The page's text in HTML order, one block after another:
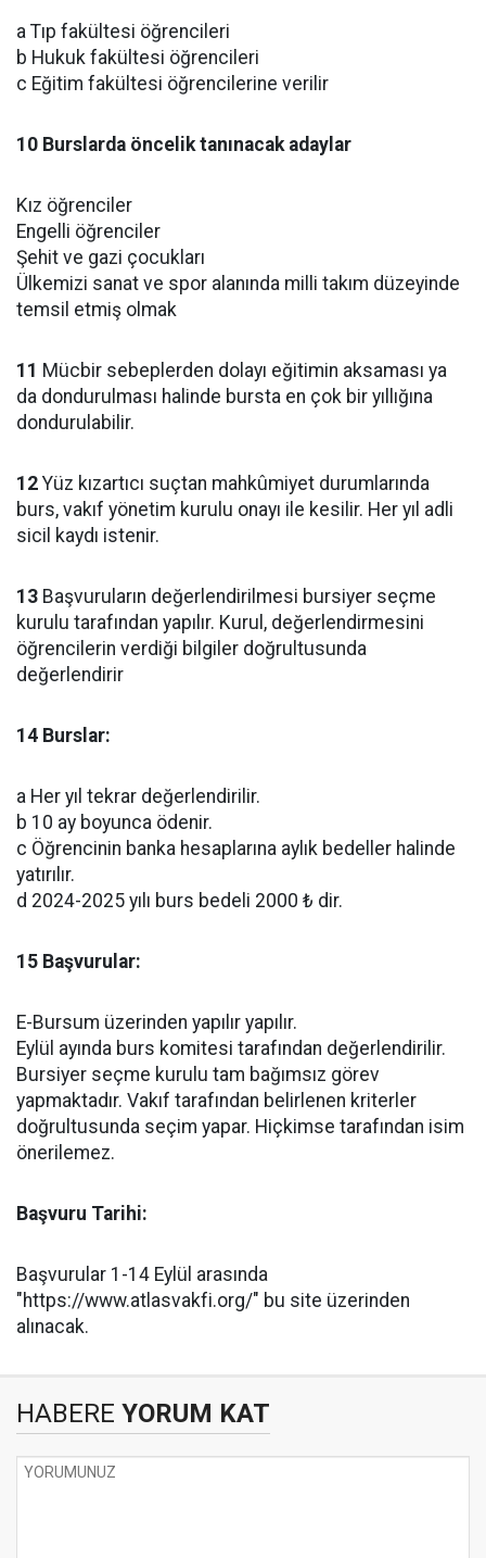
a Tıp fakültesi öğrencileri
b Hukuk fakültesi öğrencileri
c Eğitim fakültesi öğrencilerine verilir
10 Burslarda öncelik tanınacak adaylar
Kız öğrenciler
Engelli öğrenciler
Şehit ve gazi çocukları
Ülkemizi sanat ve spor alanında milli takım düzeyinde
temsil etmiş olmak
11 Mücbir sebeplerden dolayı eğitimin aksaması ya
da dondurulması halinde bursta en çok bir yıllığına
dondurulabilir.
12 Yüz kızartıcı suçtan mahkûmiyet durumlarında
burs, vakıf yönetim kurulu onayı ile kesilir. Her yıl adli
sicil kaydı istenir.
13 Başvuruların değerlendirilmesi bursiyer seçme
kurulu tarafından yapılır. Kurul, değerlendirmesini
öğrencilerin verdiği bilgiler doğrultusunda
değerlendirir
14 Burslar:
a Her yıl tekrar değerlendirilir.
b 10 ay boyunca ödenir.
c Öğrencinin banka hesaplarına aylık bedeller halinde
yatırılır.
d 2024-2025 yılı burs bedeli 2000 ₺ dir.
15 Başvurular:
E-Bursum üzerinden yapılır yapılır.
Eylül ayında burs komitesi tarafından değerlendirilir.
Bursiyer seçme kurulu tam bağımsız görev
yapmaktadır. Vakıf tarafından belirlenen kriterler
doğrultusunda seçim yapar. Hiçkimse tarafından isim
önerilemez.
Başvuru Tarihi:
Başvurular 1-14 Eylül arasında
"https://www.atlasvakfi.org/" bu site üzerinden
alınacak.
HABERE YORUM KAT